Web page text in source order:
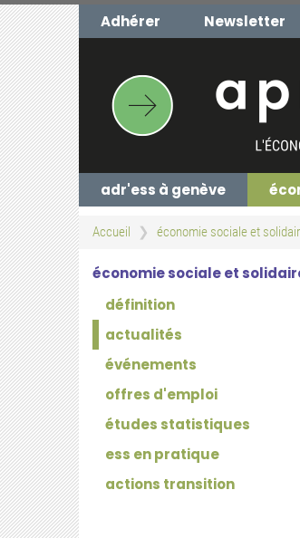
Aller
au
contenu
principal
Adhérer Newsletter
adr'ess à genève
Accueil économie sociale et
économie sociale et
définition
actualités
événements
offres d'emploi
études statistiques
ess en pratique
actions transition